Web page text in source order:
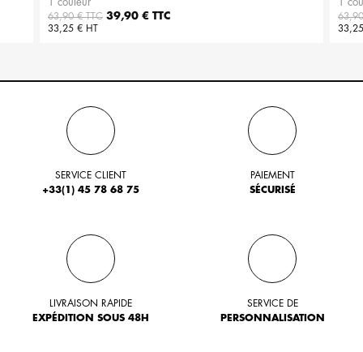
Prix de base
63,90 € TTC Prix
39,90 € TTC
33,25 € HT
Prix
SERVICE CLIENT
+33(1) 45 78 68 75
PAIEMENT
SÉCURISÉ
LIVRAISON RAPIDE
EXPÉDITION SOUS 48H
SERVICE DE
PERSONNALISATION